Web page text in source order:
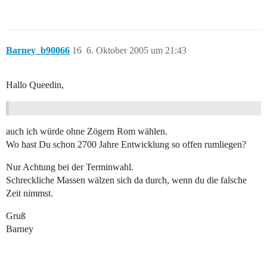
Barney_b90066 6. Oktober 2005 um 21:43
16
Hallo Queedin,
auch ich würde ohne Zögern Rom wählen.
Wo hast Du schon 2700 Jahre Entwicklung so offen rumliegen?
Nur Achtung bei der Terminwahl.
Schreckliche Massen wälzen sich da durch, wenn du die falsche
Zeit nimmst.
Gruß
Barney